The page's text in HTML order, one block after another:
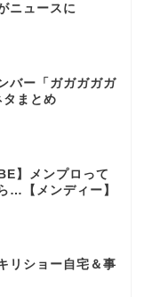
ニュースに
バー「ガガガガガ
タまとめ
】メンプロって
…【メンディー】
リショー自宅＆事